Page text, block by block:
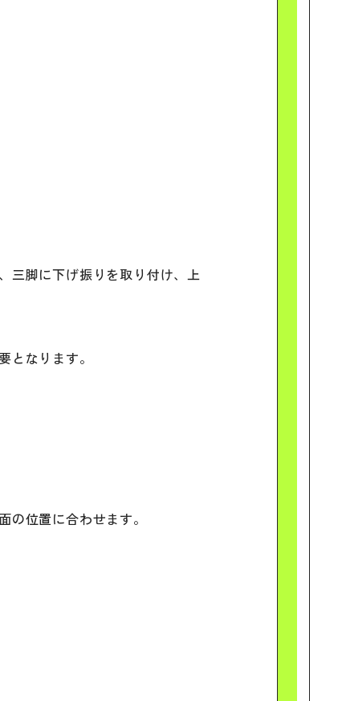
三脚に下げ振りを取り付け、上
なります。
位置に合わせます。